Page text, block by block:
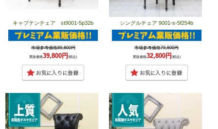
キャプテンチェア st9001-5p32b
市場参考価格89,800円
業販価格39,800円(税込)
シングルチェア 9001-s-5f254b
市場参考価格79,800円
業販価格32,800円 (税込)